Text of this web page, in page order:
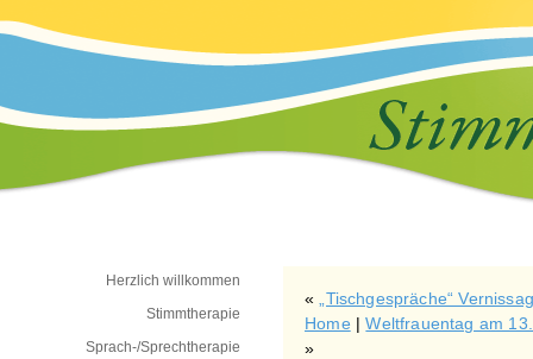
Herzlich willkommen
Stimmtherapie
Sprach-/Sprechtherapie
«
„Tischgespräche“
Home |Weltfrauentag am
»